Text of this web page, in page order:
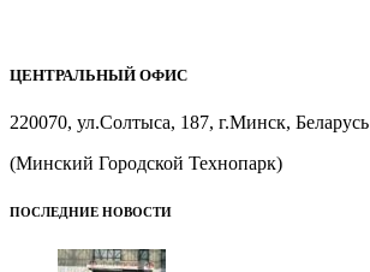
ЦЕНТРАЛЬНЫЙ ОФИС
220070, ул.Солтыса, 187, г.Минск, Беларусь
(Минский Городской Технопарк)
ПОСЛЕДНИЕ НОВОСТИ